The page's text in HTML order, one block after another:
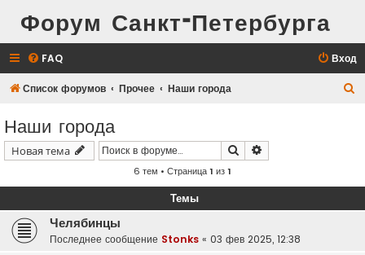
Форум Санкт-Петербурга
FAQ Вход
Список форумов Прочее Наши города
Наши города
Новая тема Поиск
6 тем • Страница1 из1
Темы
Челябинцы
Последнее сообщение Stonks « 03 фев 2025, 12:38